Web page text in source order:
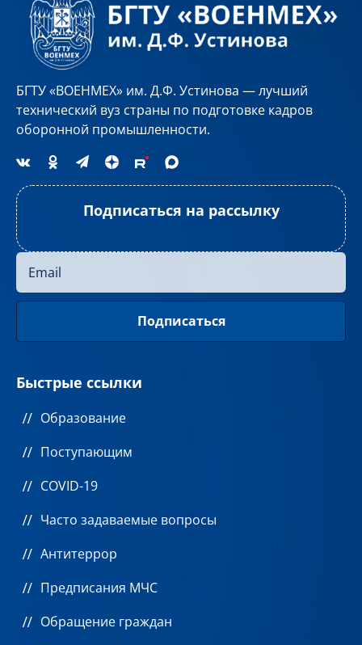
БГТУ «ВОЕНМЕХ» им. Д.Ф. Устинова — лучший
технический вуз страны по подготовке кадров
оборонной промышленности.
Подписаться на рассылку
Быстрые ссылки
Образование
Поступающим
COVID-19
Часто задаваемые вопросы
Антитеррор
Предписания МЧС
Обращение граждан